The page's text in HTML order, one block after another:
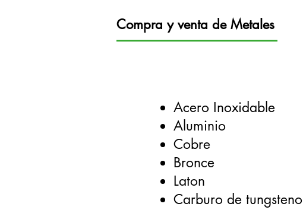
Compra y venta de Metales
Acero Inoxidable
Aluminio
Cobre
Bronce
Laton
Carburo de tungsteno